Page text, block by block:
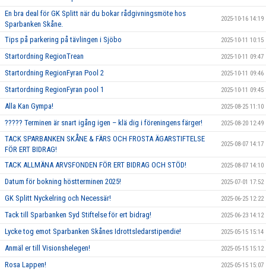
En bra deal för GK Splitt när du bokar rådgivningsmöte hos
Sparbanken Skåne.
2025-10-16 14:19
Tips på parkering på tävlingen i Sjöbo 2025-10-11 10:15
Startordning RegionTrean 2025-10-11 09:47
Startordning RegionFyran Pool 2 2025-10-11 09:46
Startordning RegionFyran pool 1 2025-10-11 09:45
Alla Kan Gympa! 2025-08-25 11:10
????? Terminen är snart igång igen – klä dig i föreningens färger! 2025-08-20 12:49
TACK SPARBANKEN SKÅNE & FÄRS OCH FROSTA ÄGARSTIFTELSE
FÖR ERT BIDRAG!
2025-08-07 14:17
TACK ALLMÄNA ARVSFONDEN FÖR ERT BIDRAG OCH STÖD! 2025-08-07 14:10
Datum för bokning höstterminen 2025! 2025-07-01 17:52
GK Splitt Nyckelring och Necessär! 2025-06-25 12:22
Tack till Sparbanken Syd Stiftelse för ert bidrag! 2025-06-23 14:12
Lycke tog emot Sparbanken Skånes Idrottsledarstipendie! 2025-05-15 15:14
Anmäl er till Visionshelegen! 2025-05-15 15:12
Rosa Lappen! 2025-05-15 15:07